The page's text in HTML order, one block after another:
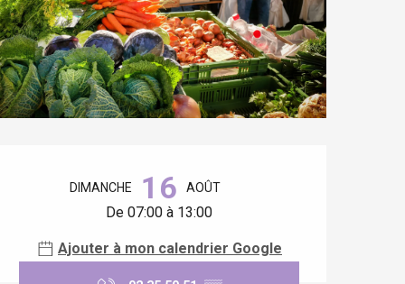
DIMANCHE 16 AOÛT
De 07:00 à 13:00
Ajouter à mon calendrier Google